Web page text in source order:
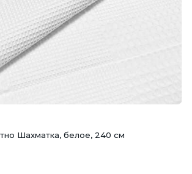
Шахматка, белое, 240 см